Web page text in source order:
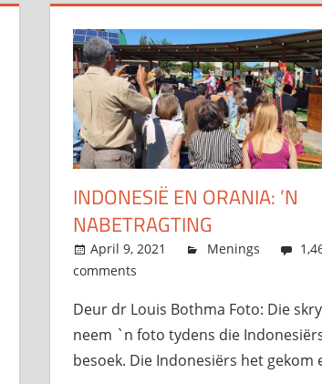
INDONESIË EN ORANIA: ’N
NABETRAGTING
April 9, 2021 admin
Menings
comments
Deur dr Louis Bothma Foto: Die
neem `n foto tydens die
besoek. Die Indonesiërs het gekom